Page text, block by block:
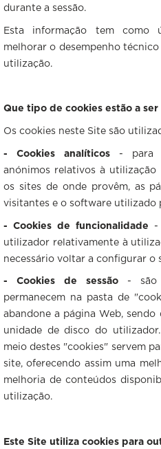
durante a sessão.
Esta informação tem como
melhorar o desempenho
utilização.
Que tipo de cookies estão a ser
Os cookies neste Site são
- Cookies analíticos - para
anónimos relativos à utilização
os sites de onde provêm, as
visitantes e o software utilizado
- Cookies de funcionalidade -
utilizador relativamente à
necessário voltar a configurar o
- Cookies de sessão - são
permanecem na pasta de
abandone a página Web,
unidade de disco do
meio destes "cookies" servem
site, oferecendo assim uma
melhoria de conteúdos
utilização.
Este Site utiliza cookies para